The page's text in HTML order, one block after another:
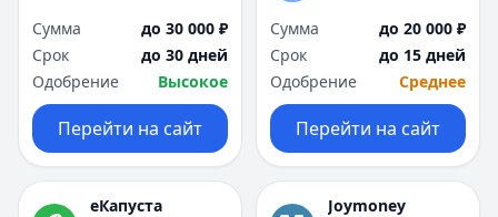
Сумма
до 30 000 ₽
Срок
до 30 дней
Одобрение
Высокое
Перейти на сайт
Сумма
до 20 000 ₽
Срок
до 15 дней
Одобрение
Среднее
Перейти на сайт
еКапуста Joymoney